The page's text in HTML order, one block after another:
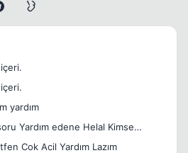
içeri.
içeri.
yardım
Yardım edene Helal Kimse
Cok Acil Yardım Lazım